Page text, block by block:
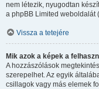
nem létezik, nyugodtan
a phpBB Limited weboldalát
Vissza a tetejére
Mik azok a képek a
A hozzászólások
szerepelhet. Az egyik
csillagok vagy más elemek